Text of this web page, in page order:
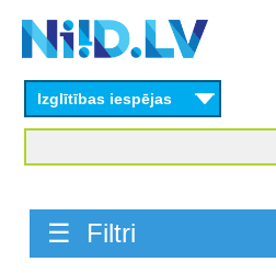
content
Izglītības iespējas
☰ Filtri